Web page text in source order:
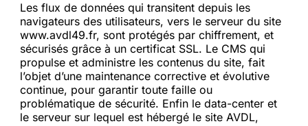
Les flux de données qui transitent depuis les
navigateurs des utilisateurs, vers le serveur du site
www.avdl49.fr, sont protégés par chiffrement, et
sécurisés grâce à un certificat SSL. Le CMS qui
propulse et administre les contenus du site, fait
l’objet d’une maintenance corrective et évolutive
continue, pour garantir toute faille ou
problématique de sécurité. Enfin le data-center et
le serveur sur lequel est hébergé le site AVDL,